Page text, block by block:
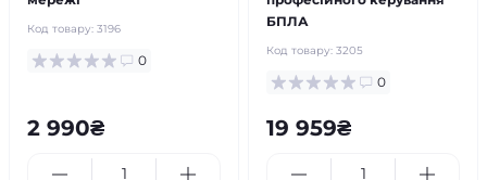
Код товару: 3196
0
2 990₴
БПЛА
Код товару: 3205
0
19 959₴